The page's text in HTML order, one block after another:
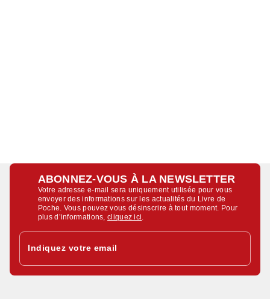
ABONNEZ-VOUS À LA NEWSLETTER
Votre adresse e-mail sera uniquement utilisée pour vous
envoyer des informations sur les actualités du Livre de
Poche. Vous pouvez vous désinscrire à tout moment. Pour
plus d’informations,cliquez ici.
Indiquez votre email